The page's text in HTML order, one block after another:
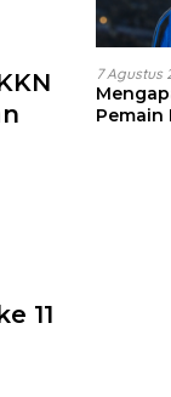
11
7 Agustus
Pemain